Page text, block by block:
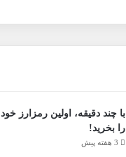
با چند دقیقه، اولین رمزارز خود
را بخرید!
3 هفته پیش